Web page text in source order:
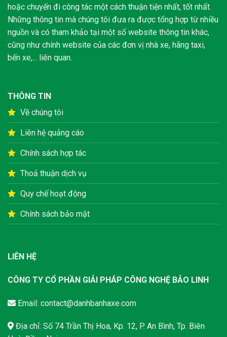
hoặc chuyến đi công tác một cách thuận tiện nhất, tốt nhất.
Những thông tin mà chúng tôi đưa ra được tổng hợp từ nhiều
nguồn và có tham khảo tại một số website thông tin khác,
cũng như chính website của các đơn vị nhà xe, hãng taxi,
bến xe,... liên quan.
THÔNG TIN
Về chúng tôi
Liên hệ quảng cáo
Chính sách hợp tác
Thoả thuận dịch vụ
Quy chế hoạt động
Chính sách bảo mật
LIÊN HỆ
CÔNG TY CỔ PHẦN GIẢI PHÁP CÔNG NGHỆ BẢO LINH
Email: contact@danhbanhaxe.com
Địa chỉ: Số 74 Trần Thị Hoa, Kp. 12, P. An Bình, Tp. Biên